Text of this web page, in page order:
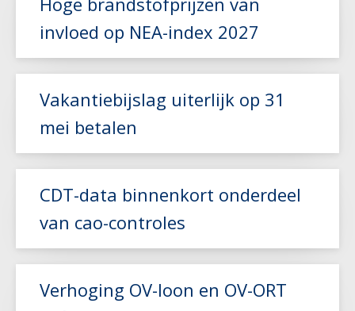
invloed op NEA-index 2027
Vakantiebijslag uiterlijk op 31
mei betalen
Lees meer
CDT-data binnenkort onderdeel
van cao-controles
Verhoging OV-loon en OV-ORT